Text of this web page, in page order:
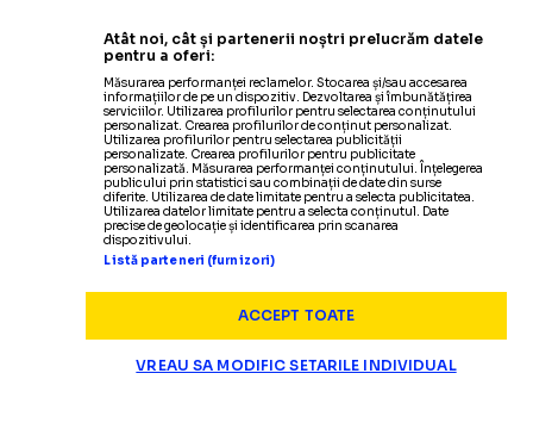
Atât noi, cât și partenerii noștri prelucrăm datele
pentru a oferi:
Măsurarea performanței reclamelor. Stocarea și/sau accesarea
informațiilor de pe un dispozitiv. Dezvoltarea și îmbunătățirea
serviciilor. Utilizarea profilurilor pentru selectarea conținutului
personalizat. Crearea profilurilor de conținut personalizat.
Utilizarea profilurilor pentru selectarea publicității
personalizate. Crearea profilurilor pentru publicitate
personalizată. Măsurarea performanței conținutului. Înțelegerea
publicului prin statistici sau combinații de date din surse
diferite. Utilizarea de date limitate pentru a selecta publicitatea.
Utilizarea datelor limitate pentru a selecta conținutul. Date
precise de geolocație și identificarea prin scanarea
dispozitivului.
Listă parteneri (furnizori)
ACCEPT TOATE
VREAU SA MODIFIC SETARILE INDIVIDUAL